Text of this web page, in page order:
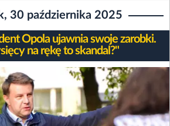
30 października 2025
Opola ujawnia swoje zarobki.
na rękę to skandal?"